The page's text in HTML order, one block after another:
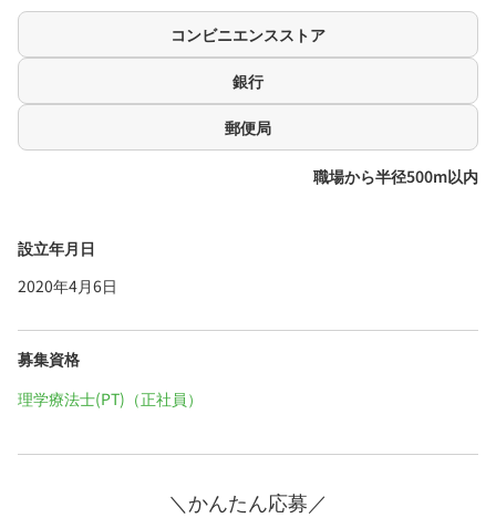
コンビニエンスストア
銀行
郵便局
職場から半径500m以内
設立年月日
2020年4月6日
募集資格
理学療法士(PT)（正社員）
＼かんたん応募／